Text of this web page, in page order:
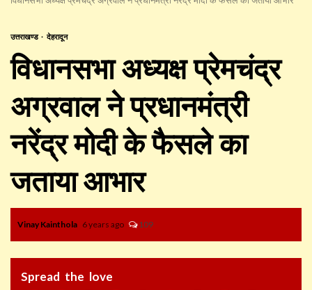
उत्तराखण्ड देहरादून
विधानसभा अध्यक्ष प्रेमचंद्र
अग्रवाल ने प्रधानमंत्री
नरेंद्र मोदी के फैसले का
जताया आभार
Vinay Kainthola 6 years ago 109
Spread the love